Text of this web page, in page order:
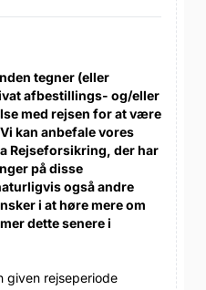
tegner (eller
afbestillings- og/eller
med rejsen for at være
kan anbefale vores
Rejseforsikring, der har
på disse
også andre
i at høre mere om
dette senere i
given rejseperiode